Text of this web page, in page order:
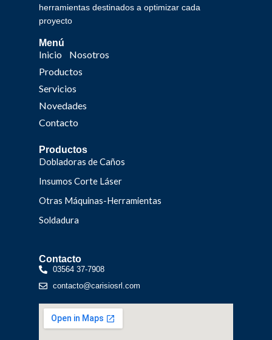
herramientas destinados a optimizar cada
proyecto
Menú
Inicio
Nosotros
Productos
Servicios
Novedades
Contacto
Productos
Dobladoras de Caños
Insumos Corte Láser
Otras Máquinas-Herramientas
Soldadura
Contacto
03564 37-7908
contacto@carisiosrl.com